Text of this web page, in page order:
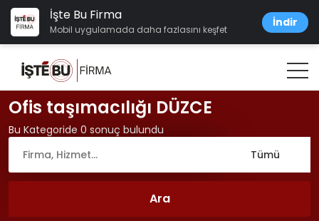
İşte Bu Firma
Mobil uygulamada daha fazlasını keşfet
İndir
Ofis taşımacılığı DÜZCE
Bu Kategoride 0 sonuç bulundu